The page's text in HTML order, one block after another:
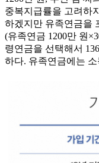
중복지급률을 고려하
하겠지만 유족연금을
(유족연금 1200만 원
령연금을 선택해서
하다. 유족연금에는